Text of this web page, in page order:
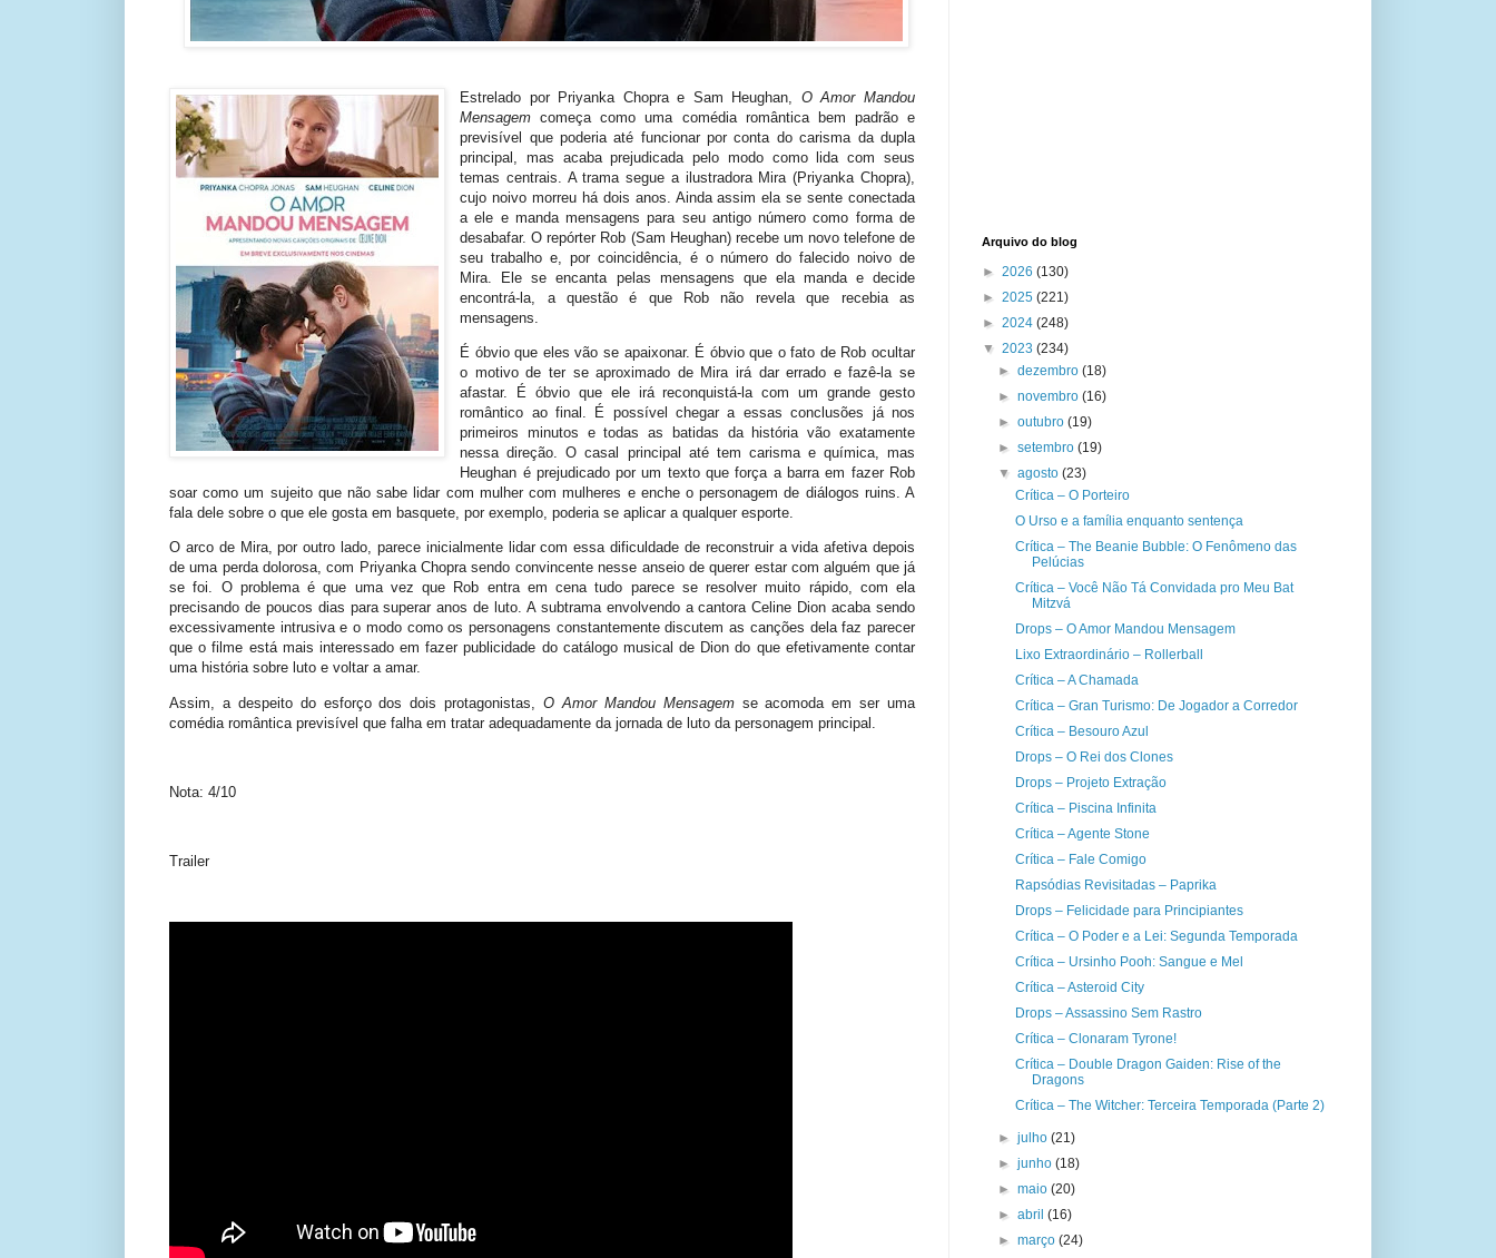
Estrelado por Priyanka Chopra e Sam Heughan, O Amor Mandou
Mensagem começa como uma comédia romântica bem padrão e
previsível que poderia até funcionar por conta do carisma da dupla
principal, mas acaba prejudicada pelo modo como lida com seus
temas centrais. A trama segue a ilustradora Mira (Priyanka Chopra),
cujo noivo morreu há dois anos. Ainda assim ela se sente conectada
a ele e manda mensagens para seu antigo número como forma de
desabafar. O repórter Rob (Sam Heughan) recebe um novo telefone de
seu trabalho e, por coincidência, é o número do falecido noivo de
Mira. Ele se encanta pelas mensagens que ela manda e decide
encontrá-la, a questão é que Rob não revela que recebia as
mensagens.
É óbvio que eles vão se apaixonar. É óbvio que o fato de Rob ocultar
o motivo de ter se aproximado de Mira irá dar errado e fazê-la se
afastar. É óbvio que ele irá reconquistá-la com um grande gesto
romântico ao final. É possível chegar a essas conclusões já nos
primeiros minutos e todas as batidas da história vão exatamente
nessa direção. O casal principal até tem carisma e química, mas
Heughan é prejudicado por um texto que força a barra em fazer Rob
soar como um sujeito que não sabe lidar com mulher com mulheres e enche o personagem de diálogos ruins. A
fala dele sobre o que ele gosta em basquete, por exemplo, poderia se aplicar a qualquer esporte.
O arco de Mira, por outro lado, parece inicialmente lidar com essa dificuldade de reconstruir a vida afetiva depois
de uma perda dolorosa, com Priyanka Chopra sendo convincente nesse anseio de querer estar com alguém que já
se foi. O problema é que uma vez que Rob entra em cena tudo parece se resolver muito rápido, com ela
precisando de poucos dias para superar anos de luto. A subtrama envolvendo a cantora Celine Dion acaba sendo
excessivamente intrusiva e o modo como os personagens constantemente discutem as canções dela faz parecer
que o filme está mais interessado em fazer publicidade do catálogo musical de Dion do que efetivamente contar
uma história sobre luto e voltar a amar.
Assim, a despeito do esforço dos dois protagonistas, O Amor Mandou Mensagemse acomoda em ser uma
comédia romântica previsível que falha em tratar adequadamente da jornada de luto da personagem principal.
Nota: 4/10
Trailer
Arquivo do blog
► 2026 (130)
► 2025 (221)
► 2024 (248)
▼ 2023 (234)
►dezembro(18)
►novembro(16)
►outubro(19)
►setembro(19)
▼agosto(23)
Crítica – O Porteiro
O Urso e a família enquanto sentença
Crítica – The Beanie Bubble: O Fenômeno das
Pelúcias
Crítica – Você Não Tá Convidada pro Meu Bat
Mitzvá
Drops – O Amor Mandou Mensagem
Lixo Extraordinário – Rollerball
Crítica – A Chamada
Crítica – Gran Turismo: De Jogador a Corredor
Crítica – Besouro Azul
Drops – O Rei dos Clones
Drops – Projeto Extração
Crítica – Piscina Infinita
Crítica – Agente Stone
Crítica – Fale Comigo
Rapsódias Revisitadas – Paprika
Drops – Felicidade para Principiantes
Crítica – O Poder e a Lei: Segunda Temporada
Crítica – Ursinho Pooh: Sangue e Mel
Crítica – Asteroid City
Drops – Assassino Sem Rastro
Crítica – Clonaram Tyrone!
Crítica – Double Dragon Gaiden: Rise of the
Dragons
Crítica – The Witcher: Terceira Temporada (Parte 2)
►julho(21)
►junho(18)
►maio(20)
►abril(16)
►março(24)